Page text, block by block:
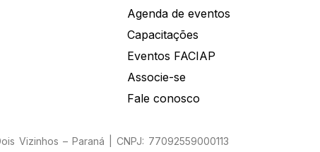
Agenda de eventos
Capacitações
Eventos FACIAP
Associe-se
Fale conosco
Vizinhos – Paraná | CNPJ: 77092559000113